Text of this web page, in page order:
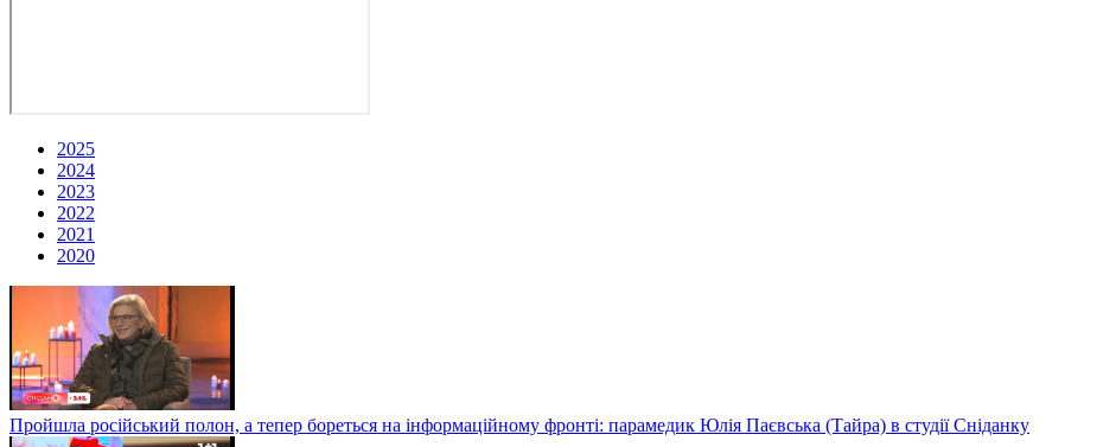
2025
2024
2023
2022
2021
2020
Пройшла російський полон, а тепер бореться на інформаційному фронті: парамедик Юлія Паєвська (Тайра) в студії Сніданку